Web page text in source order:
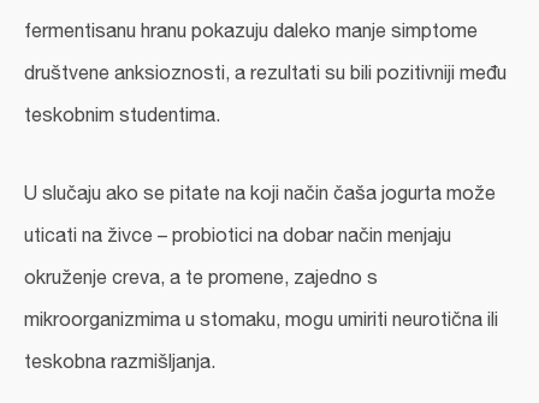
fermentisanu hranu pokazuju daleko manje simptome
društvene anksioznosti, a rezultati su bili pozitivniji među
teskobnim studentima.
U slučaju ako se pitate na koji način čaša jogurta može
uticati na živce – probiotici na dobar način menjaju
okruženje creva, a te promene, zajedno s
mikroorganizmima u stomaku, mogu umiriti neurotična ili
teskobna razmišljanja.